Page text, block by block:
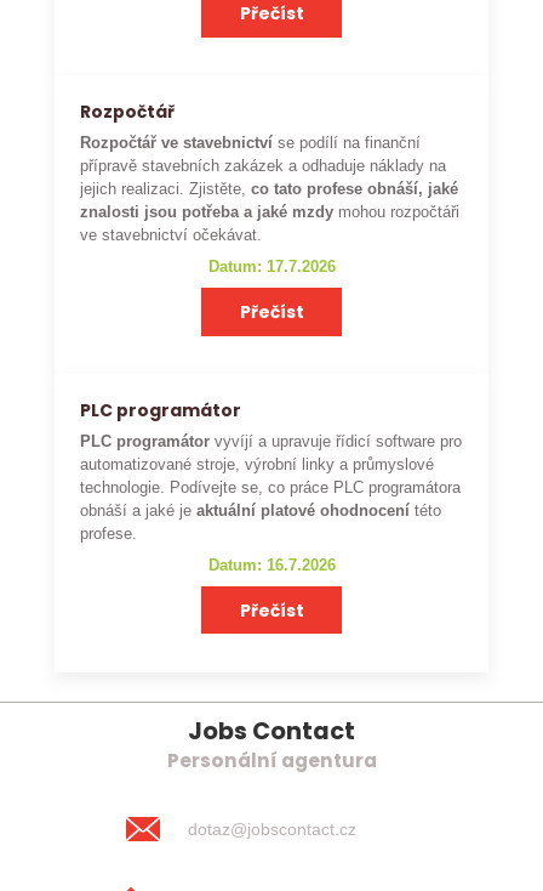
Přečíst
Rozpočtář
Rozpočtář ve stavebnictví se podílí na finanční
přípravě stavebních zakázek a odhaduje náklady na
jejich realizaci. Zjistěte,co tato profese obnáší, jaké
znalosti jsou potřeba a jaké mzdy mohou rozpočtáři
ve stavebnictví očekávat.
Datum: 17.7.2026
Přečíst
PLC programátor
PLC programátor vyvíjí a upravuje řídicí software pro
automatizované stroje, výrobní linky a průmyslové
technologie. Podívejte se, co práce PLC programátora
obnáší a jaké je aktuální platové ohodnocení této
profese.
Datum: 16.7.2026
Přečíst
Jobs Contact
Personální agentura
dotaz@jobscontact.cz